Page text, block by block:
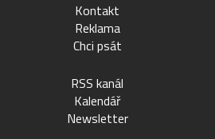
Kontakt
Reklama
Chci psát
RSS kanál
Kalendář
Newsletter